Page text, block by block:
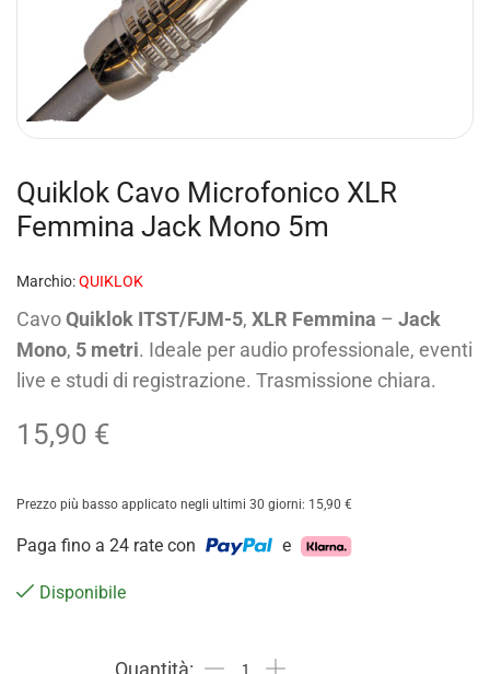
Quiklok Cavo Microfonico XLR
Femmina Jack Mono 5m
Marchio:QUIKLOK
CavoQuiklok ITST/FJM-5, XLR Femmina – Jack
Mono, 5 metri. Ideale per audio professionale, eventi
live e studi di registrazione. Trasmissione chiara.
15,90 €
Prezzo più basso applicato negli ultimi 30 giorni: 15,90 €
Paga fino a 24 rate con e
Disponibile